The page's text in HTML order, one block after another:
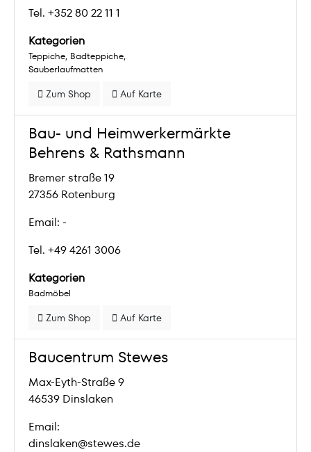
Tel. +352 80 22 11 1
Kategorien
Teppiche Badteppiche
Sauberlaufmatten
Zum Shop Auf Karte
Bau- und Heimwerkermärkte
Behrens & Rathsmann
Bremer straße 19
27356 Rotenburg
Email: -
Tel. +49 4261 3006
Kategorien
Badmöbel
Zum Shop Auf Karte
Baucentrum Stewes
Max-Eyth-Straße 9
46539 Dinslaken
Email:
dinslaken@stewes.de